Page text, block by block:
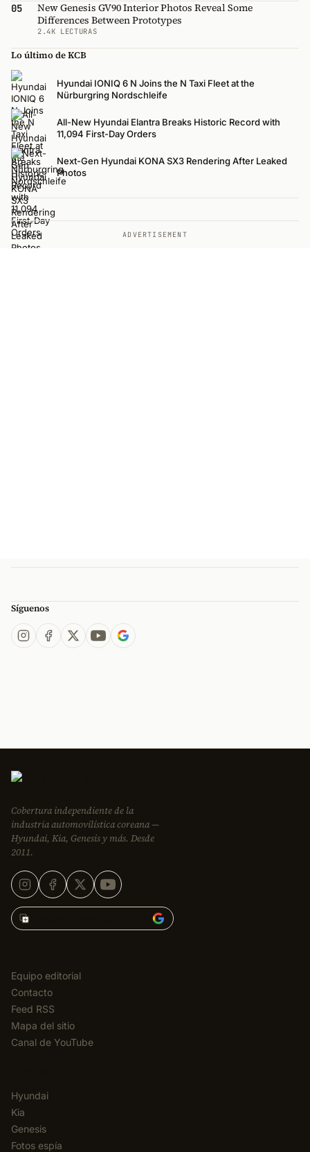
05
New Genesis GV90 Interior Photos Reveal Some
Differences Between Prototypes
2.4K LECTURAS
Lo último de KCB
Hyundai IONIQ 6 N Joins the N Taxi Fleet at the
Nürburgring Nordschleife
All-New Hyundai Elantra Breaks Historic Record with
11,094 First-Day Orders
Next-Gen Hyundai KONA SX3 Rendering After Leaked
Photos
ADVERTISEMENT
Síguenos
Cobertura independiente de la
industria automovilística coreana —
Hyundai, Kia, Genesis y más. Desde
2011.
Agregar Korean Car Blog en
Equipo editorial
Contacto
Feed RSS
Mapa del sitio
Canal de YouTube
Hyundai
Kia
Genesis
Fotos espía